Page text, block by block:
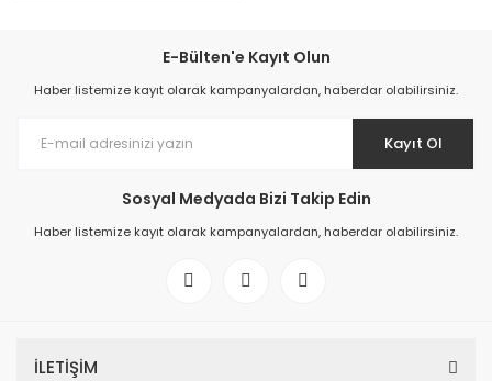
E-Bülten'e Kayıt Olun
Haber listemize kayıt olarak kampanyalardan, haberdar olabilirsiniz.
Kayıt Ol
Sosyal Medyada Bizi Takip Edin
Haber listemize kayıt olarak kampanyalardan, haberdar olabilirsiniz.
İLETİŞİM